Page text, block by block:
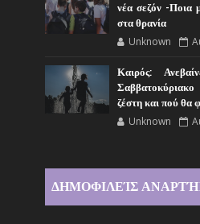
νέα σεζόν -Ποια
στα θρανία
Unknown
Καιρός:
ζέστη και πού θα
Unknown
ΔΗΜΟΦΙΛΕΊΣ